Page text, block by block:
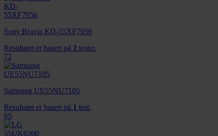
tjenestene deres.
Sony Bravia KD-55XF7956
Resultatet er basert på 2 tester.
72
Samsung UE55NU7105
Resultatet er basert på 1 test.
65